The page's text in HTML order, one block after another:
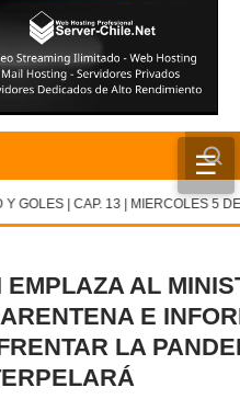
☰
GOLES | CAP. 13 | MIERCOLES 5 DE
AL
E
LA